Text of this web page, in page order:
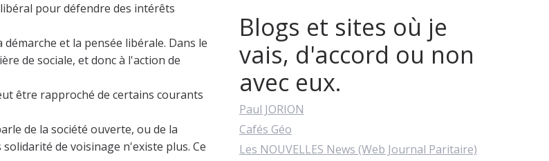
pour défendre des intérêts
et la pensée libérale. Dans le
de sociale, et donc à l'action de
être rapproché de certains courants
de la société ouverte, ou de la
de voisinage n'existe plus. Ce
Blogs et sites où je
vais, d'accord ou non
avec eux.
Paul JORION
Cafés Géo
Les NOUVELLES News (Web Journal Paritaire)